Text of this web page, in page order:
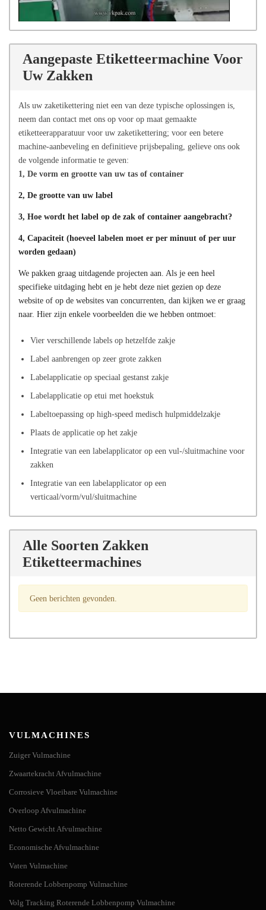
Aangepaste Etiketteermachine Voor
Uw Zakken
Als uw zaketikettering niet een van deze typische oplossingen is,
neem dan contact met ons op voor op maat gemaakte
etiketteerapparatuur voor uw zaketikettering; voor een betere
machine-aanbeveling en definitieve prijsbepaling, gelieve ons ook
de volgende informatie te geven:
1, De vorm en grootte van uw tas of container
2, De grootte van uw label
3, Hoe wordt het label op de zak of container aangebracht?
4, Capaciteit (hoeveel labelen moet er per minuut of per uur
worden gedaan)
We pakken graag uitdagende projecten aan. Als je een heel
specifieke uitdaging hebt en je hebt deze niet gezien op deze
website of op de websites van concurrenten, dan kijken we er graag
naar. Hier zijn enkele voorbeelden die we hebben ontmoet:
Vier verschillende labels op hetzelfde zakje
Label aanbrengen op zeer grote zakken
Labelapplicatie op speciaal gestanst zakje
Labelapplicatie op etui met hoekstuk
Labeltoepassing op high-speed medisch hulpmiddelzakje
Plaats de applicatie op het zakje
Integratie van een labelapplicator op een vul-/sluitmachine voor
zakken
Integratie van een labelapplicator op een
verticaal/vorm/vul/sluitmachine
Alle Soorten Zakken
Etiketteermachines
Geen berichten gevonden.
VULMACHINES
Zuiger Vulmachine
Zwaartekracht Afvulmachine
Corrosieve Vloeibare Vulmachine
Overloop Afvulmachine
Netto Gewicht Afvulmachine
Economische Afvulmachine
Vaten Vulmachine
Roterende Lobbenpomp Vulmachine
Volg Tracking Roterende Lobbenpomp Vulmachine